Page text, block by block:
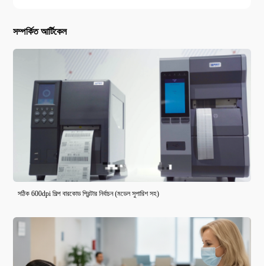
সম্পর্কিত আর্টিকেল
সঠিক 600dpi শিল্প বারকোড প্রিন্টার নির্বাচন (মডেল সুপারিশ সহ)